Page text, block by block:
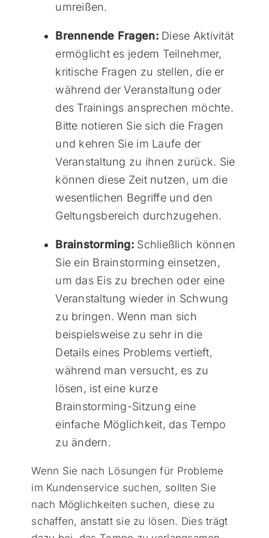
umreißen.
Brennende Fragen: Diese Aktivität
ermöglicht es jedem Teilnehmer,
kritische Fragen zu stellen, die er
während der Veranstaltung oder
des Trainings ansprechen möchte.
Bitte notieren Sie sich die Fragen
und kehren Sie im Laufe der
Veranstaltung zu ihnen zurück. Sie
können diese Zeit nutzen, um die
wesentlichen Begriffe und den
Geltungsbereich durchzugehen.
Brainstorming: Schließlich können
Sie ein Brainstorming einsetzen,
um das Eis zu brechen oder eine
Veranstaltung wieder in Schwung
zu bringen. Wenn man sich
beispielsweise zu sehr in die
Details eines Problems vertieft,
während man versucht, es zu
lösen, ist eine kurze
Brainstorming-Sitzung eine
einfache Möglichkeit, das Tempo
zu ändern.
Wenn Sie nach Lösungen für Probleme
im Kundenservice suchen, sollten Sie
nach Möglichkeiten suchen, diese zu
schaffen, anstatt sie zu lösen. Dies trägt